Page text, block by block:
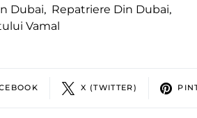
Dubai, Repatriere Din Dubai,
Vamal
X (TWITTER)